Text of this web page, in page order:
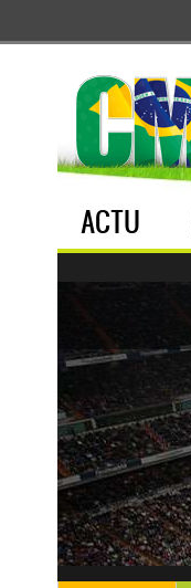
ACTU